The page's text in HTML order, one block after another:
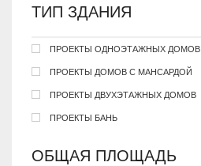
ТИП ЗДАНИЯ
ПРОЕКТЫ ОДНОЭТАЖНЫХ ДОМОВ
ПРОЕКТЫ ДОМОВ С МАНСАРДОЙ
ПРОЕКТЫ ДВУХЭТАЖНЫХ ДОМОВ
ПРОЕКТЫ БАНЬ
ОБЩАЯ ПЛОЩАДЬ